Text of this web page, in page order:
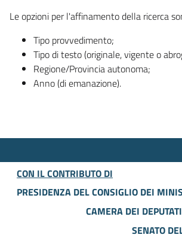
Le opzioni per l'affinamento della ricerca
Tipo provvedimento;
Tipo di testo (originale, vigente o
Regione/Provincia autonoma;
Anno (di emanazione).
CON IL CONTRIBUTO DI
PRESIDENZA DEL CONSIGLIO DEI
CAMERA DEI DEPUTATI
SENATO